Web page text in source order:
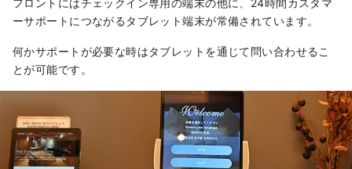
ーサポートにつながるタブレット端末が常備されています。
何かサポートが必要な時はタブレットを通じて問い合わせるこ
とが可能です。